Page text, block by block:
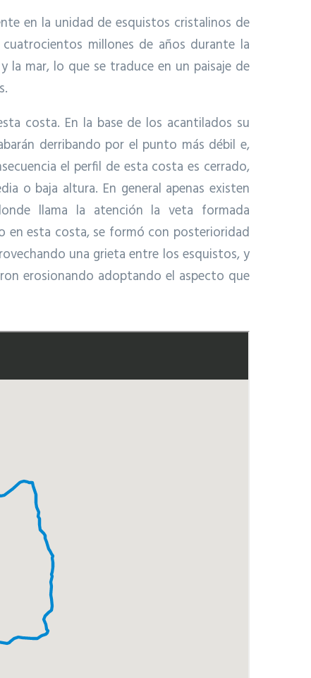
en la unidad de esquistos cristalinos de
millones de años durante la
la mar, lo que se traduce en un paisaje de
costa. En la base de los acantilados su
derribando por el punto más débil e,
el perfil de esta costa es cerrado,
o baja altura. En general apenas existen
llama la atención la veta formada
en esta costa, se formó con posterioridad
una grieta entre los esquistos, y
erosionando adoptando el aspecto que